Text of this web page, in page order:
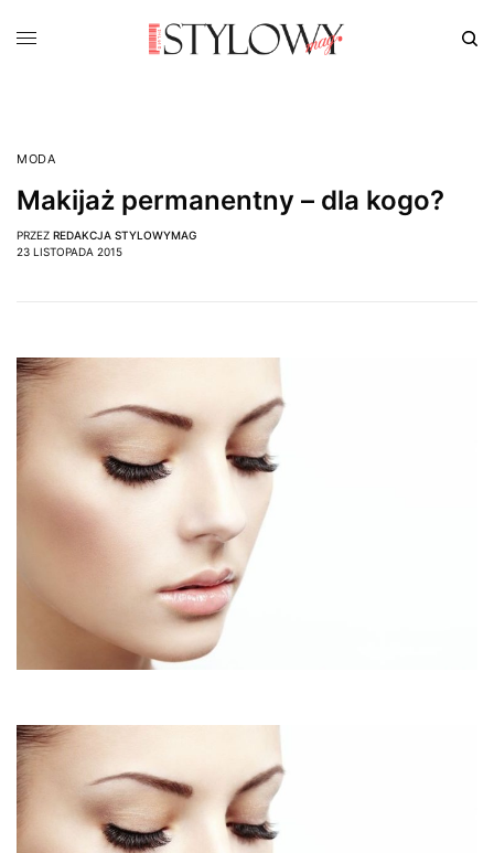
MODA
Makijaż permanentny – dla kogo?
PRZEZ REDAKCJA STYLOWYMAG
23 LISTOPADA 2015